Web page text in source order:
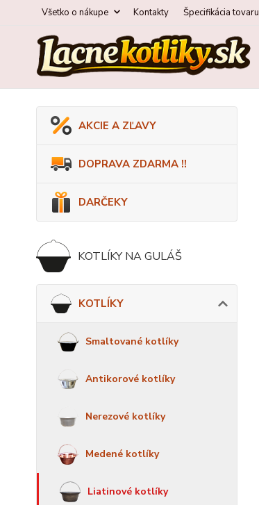
Všetko o nákupe Kontakty Špecifikácia tovaru
AKCIE A ZĽAVY
DOPRAVA ZDARMA !!
DARČEKY
KOTLÍKY NA GULÁŠ
KOTLÍKY
Smaltované kotlíky
Antikorové kotlíky
Nerezové kotlíky
Medené kotlíky
Liatinové kotlíky